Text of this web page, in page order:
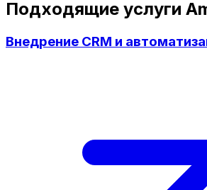
Подходящие услуги
Внедрение CRM и